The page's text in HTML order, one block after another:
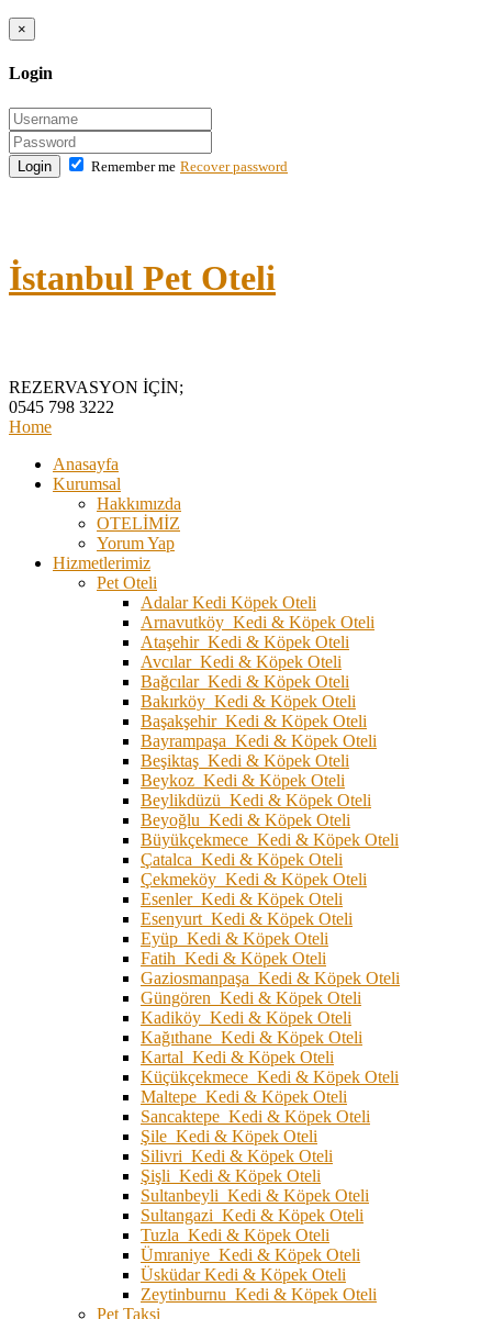
×
Login
Login Remember me Recover password
İstanbul Pet Oteli
REZERVASYON İÇİN;
0545 798 3222
Home
Anasayfa
Kurumsal
Hakkımızda
OTELİMİZ
Yorum Yap
Hizmetlerimiz
Pet Oteli
Adalar Kedi Köpek Oteli
Arnavutköy Kedi & Köpek Oteli
Ataşehir Kedi & Köpek Oteli
Avcılar Kedi & Köpek Oteli
Bağcılar Kedi & Köpek Oteli
Bakırköy Kedi & Köpek Oteli
Başakşehir Kedi & Köpek Oteli
Bayrampaşa Kedi & Köpek Oteli
Beşiktaş Kedi & Köpek Oteli
Beykoz Kedi & Köpek Oteli
Beylikdüzü Kedi & Köpek Oteli
Beyoğlu Kedi & Köpek Oteli
Büyükçekmece Kedi & Köpek Oteli
Çatalca Kedi & Köpek Oteli
Çekmeköy Kedi & Köpek Oteli
Esenler Kedi & Köpek Oteli
Esenyurt Kedi & Köpek Oteli
Eyüp Kedi & Köpek Oteli
Fatih Kedi & Köpek Oteli
Gaziosmanpaşa Kedi & Köpek Oteli
Güngören Kedi & Köpek Oteli
Kadiköy Kedi & Köpek Oteli
Kağıthane Kedi & Köpek Oteli
Kartal Kedi & Köpek Oteli
Küçükçekmece Kedi & Köpek Oteli
Maltepe Kedi & Köpek Oteli
Sancaktepe Kedi & Köpek Oteli
Şile Kedi & Köpek Oteli
Silivri Kedi & Köpek Oteli
Şişli Kedi & Köpek Oteli
Sultanbeyli Kedi & Köpek Oteli
Sultangazi Kedi & Köpek Oteli
Tuzla Kedi & Köpek Oteli
Ümraniye Kedi & Köpek Oteli
Üsküdar Kedi & Köpek Oteli
Zeytinburnu Kedi & Köpek Oteli
Pet Taksi